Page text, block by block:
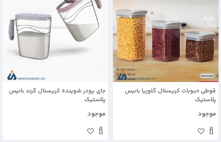
قوطی حبوبات کریستال گلوریا بانیس
پلاستیک
موجود
جای پودر شوینده کریستال گرند بانیس
پلاستیک
موجود